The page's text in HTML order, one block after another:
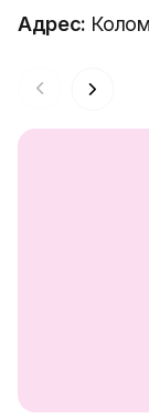
Адрес: